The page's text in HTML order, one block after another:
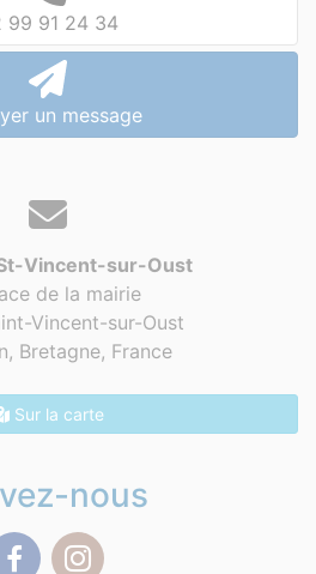
99 91 24 34
un message
Vincent-sur-Oust
de la mairie
Vincent-sur-Oust
Bretagne, France
Sur la carte
nous